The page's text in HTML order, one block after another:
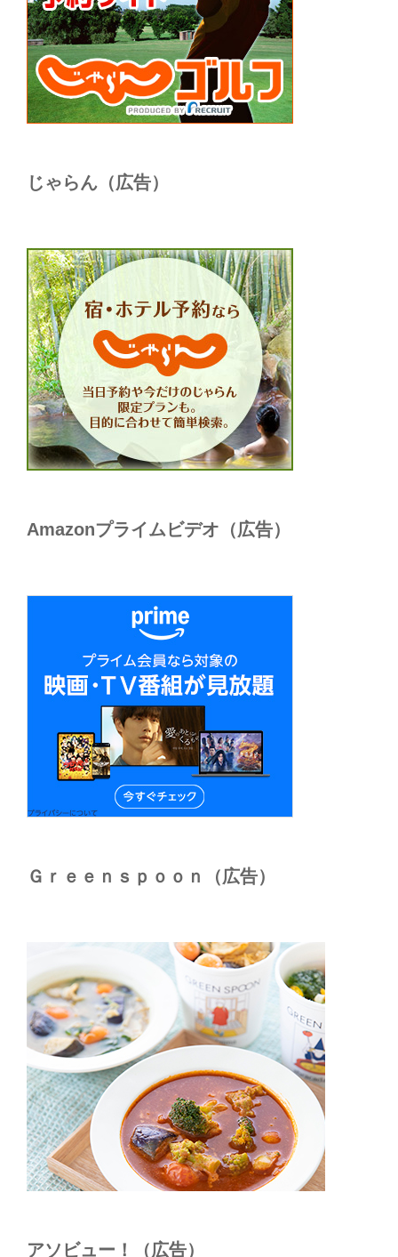
じゃらん（広告）
Amazonプライムビデオ（広告）
Ｇｒｅｅｎｓｐｏｏｎ（広告）
アソビュー！（広告）